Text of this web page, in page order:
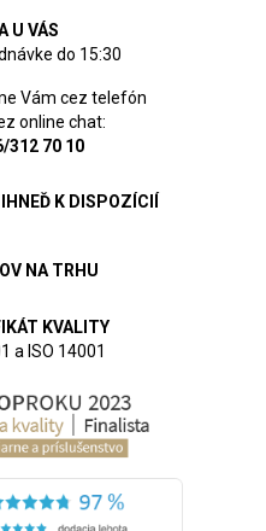
U VÁS
do 15:30
Vám cez telefón
online chat:
312 70 10
K DISPOZÍCIÍ
NA TRHU
KVALITY
a ISO 14001